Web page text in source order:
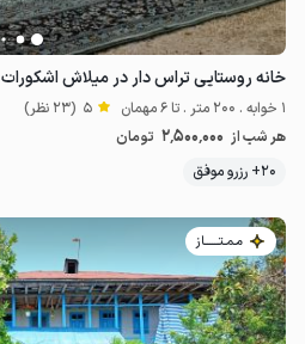
خانه روستایی تراس دار در میلاش اشکورات
1 خوابه . 200 متر . تا 6 مهمان 5 (23 نظر)
هر شب از 2٬500٬000 تومان
20+ رزرو موفق
مـمـتــــــاز